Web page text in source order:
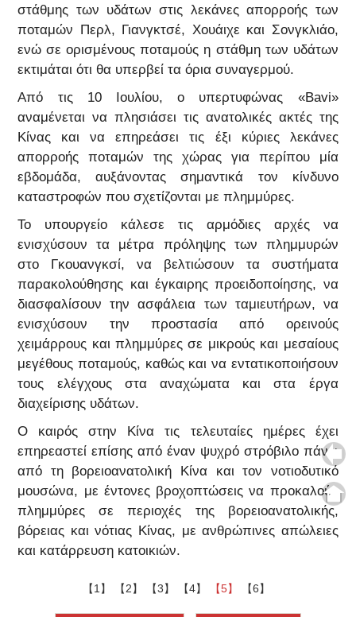
στάθμης των υδάτων στις λεκάνες απορροής των
ποταμών Περλ, Γιανγκτσέ, Χουάιχε και Σονγκλιάο,
ενώ σε ορισμένους ποταμούς η στάθμη των υδάτων
εκτιμάται ότι θα υπερβεί τα όρια συναγερμού.
Από τις 10 Ιουλίου, ο υπερτυφώνας «Bavi»
αναμένεται να πλησιάσει τις ανατολικές ακτές της
Κίνας και να επηρεάσει τις έξι κύριες λεκάνες
απορροής ποταμών της χώρας για περίπου μία
εβδομάδα, αυξάνοντας σημαντικά τον κίνδυνο
καταστροφών που σχετίζονται με πλημμύρες.
Το υπουργείο κάλεσε τις αρμόδιες αρχές να
ενισχύσουν τα μέτρα πρόληψης των πλημμυρών
στο Γκουανγκσί, να βελτιώσουν τα συστήματα
παρακολούθησης και έγκαιρης προειδοποίησης, να
διασφαλίσουν την ασφάλεια των ταμιευτήρων, να
ενισχύσουν την προστασία από ορεινούς
χειμάρρους και πλημμύρες σε μικρούς και μεσαίους
μεγέθους ποταμούς, καθώς και να εντατικοποιήσουν
τους ελέγχους στα αναχώματα και στα έργα
διαχείρισης υδάτων.
Ο καιρός στην Κίνα τις τελευταίες ημέρες έχει
επηρεαστεί επίσης από έναν ψυχρό στρόβιλο πάνω
από τη βορειοανατολική Κίνα και τον νοτιοδυτικό
μουσώνα, με έντονες βροχοπτώσεις να προκαλούν
πλημμύρες σε περιοχές της βορειοανατολικής,
βόρειας και νότιας Κίνας, με ανθρώπινες απώλειες
και κατάρρευση κατοικιών.
【1】 【2】 【3】 【4】 【5】 【6】